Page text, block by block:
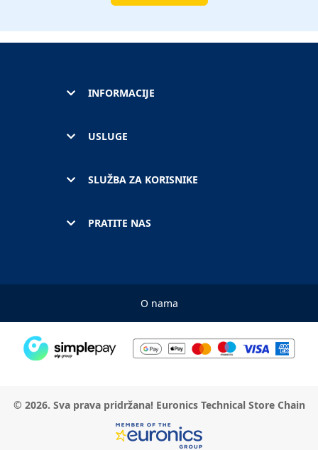
INFORMACIJE
USLUGE
SLUŽBA ZA KORISNIKE
PRATITE NAS
O nama
© 2026. Sva prava pridržana! Euronics Technical Store Chain